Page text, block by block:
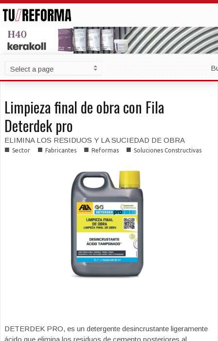
Limpieza final de obra con Fila
Deterdek pro
ELIMINA LOS RESIDUOS Y LA SUCIEDAD DE OBRA
■ Sector ■ Fabricantes ■ Reformas ■ Soluciones Constructivas
DETERDEK PRO, es un detergente desincrustante ligeramente
ácido que elimina los residuos de cemento posteriores al